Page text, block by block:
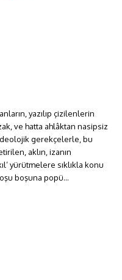
yazılıp çizilenlerin
ve hatta ahlâktan nasipsiz
gerekçelerle, bu
aklın, izanın
yürütmelere sıklıkla konu
boşuna popü...